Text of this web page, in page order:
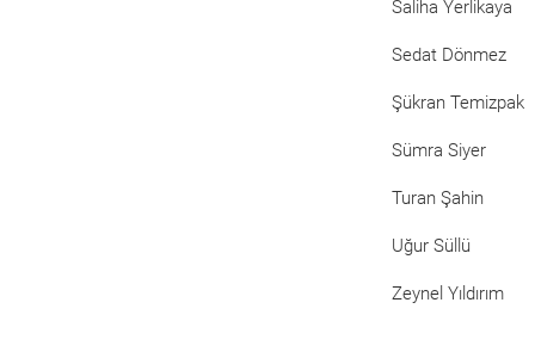
Saliha Yerlikaya
Sedat Dönmez
Şükran Temizpak
Sümra Siyer
Turan Şahin
Uğur Süllü
Zeynel Yıldırım